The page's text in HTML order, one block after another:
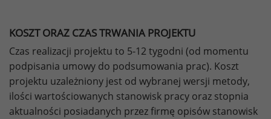
KOSZT ORAZ CZAS TRWANIA PROJEKTU
Czas realizacji projektu to 5-12 tygodni (od momentu
podpisania umowy do podsumowania prac). Koszt
projektu uzależniony jest od wybranej wersji metody,
ilości wartościowanych stanowisk pracy oraz stopnia
aktualności posiadanych przez firmę opisów stanowisk